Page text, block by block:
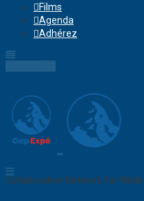
Films
Agenda
Adhérez
Collaborative Network for